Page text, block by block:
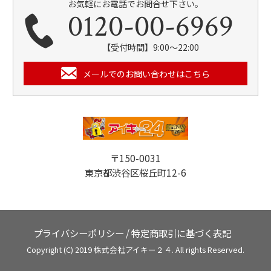
お気軽にお電話でお問合せ下さい。
0120-00-6969
【受付時間】9:00～22:00
メールでのお問い合わせはこちら
〒150-0031
東京都渋谷区桜丘町12-6
プライバシーポリシー /特定商取引に基づく表記
Copyright (C) 2019 株式会社アイキー２４. All rights Reserved.